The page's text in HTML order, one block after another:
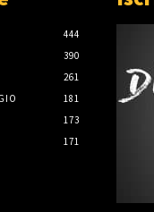
444
390
261
181
173
171